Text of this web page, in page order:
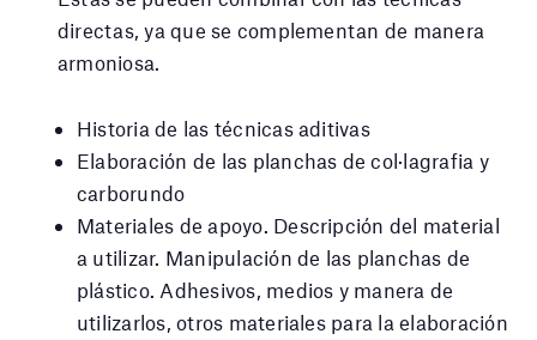
directas, ya que se complementan de manera
armoniosa.
Historia de las técnicas aditivas
Elaboración de las planchas de col·lagrafia y
carborundo
Materiales de apoyo. Descripción del material
a utilizar. Manipulación de las planchas de
plástico. Adhesivos, medios y manera de
utilizarlos, otros materiales para la elaboración